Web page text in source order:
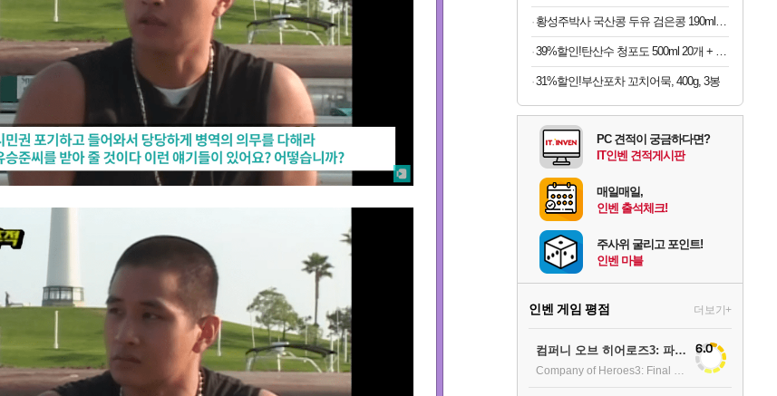
황성주박사 국산콩 두유 검은콩 190ml x 48개
39%할인!탄산수 청포도 500ml 20개 + 레몬 500ml 20개, 40개
31%할인!부산포차 꼬치어묵, 400g, 3봉
PC 견적이 궁금하다면?
IT인벤 견적게시판
매일매일,
인벤 출석체크!
주사위 굴리고 포인트!
인벤 마블
인벤 게임 평점 더보기+
컴퍼니 오브 히어로즈3: 파이널 스탠드 6.0